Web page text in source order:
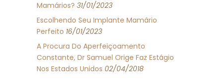
Mamários? 31/01/2023
Escolhendo Seu Implante Mamário
Perfeito 16/01/2023
A Procura Do Aperfeiçoamento
Constante, Dr Samuel Orige Faz Estágio
Nos Estados Unidos 02/04/2018